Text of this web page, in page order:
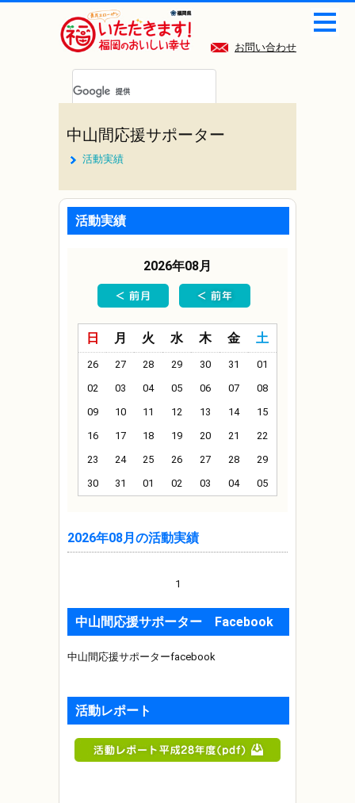
お問い合わせ
中山間応援サポーター
活動実績
活動実績
2026年08月
日 月 火 水 木 金 土
26 27 28 29 30 31
01
02
03 04 05 06 07
08
09
10 11 12 13 14
15
16
17 18 19 20 21
22
23
24 25 26 27 28
29
30
31 01 02 03 04 05
2026年08月の活動実績
1
中山間応援サポーター Facebook
中山間応援サポーターfacebook
活動レポート